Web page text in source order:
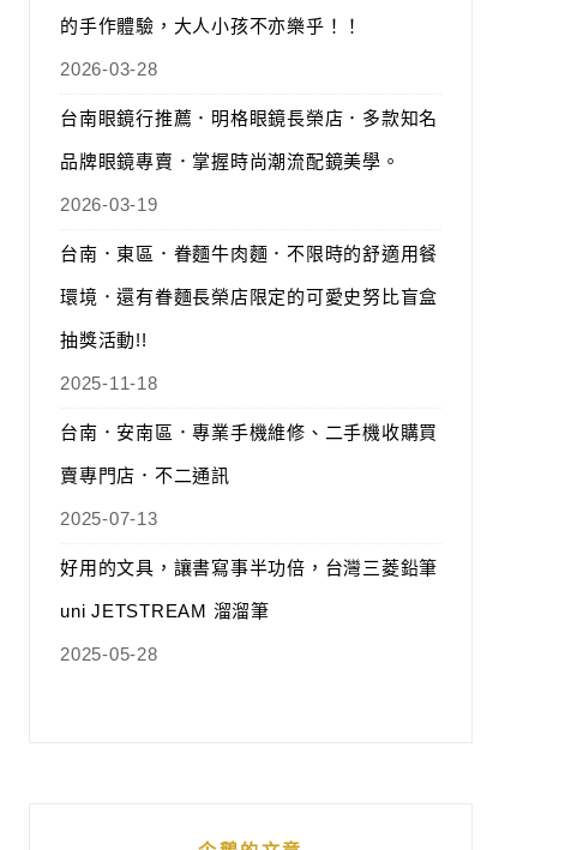
的手作體驗，大人小孩不亦樂乎！！
2026-03-28
台南眼鏡行推薦．明格眼鏡長榮店．多款知名
品牌眼鏡專賣．掌握時尚潮流配鏡美學。
2026-03-19
台南．東區．眷麵牛肉麵．不限時的舒適用餐
環境．還有眷麵長榮店限定的可愛史努比盲盒
抽獎活動!!
2025-11-18
台南．安南區．專業手機維修、二手機收購買
賣專門店．不二通訊
2025-07-13
好用的文具，讓書寫事半功倍，台灣三菱鉛筆
uni JETSTREAM 溜溜筆
2025-05-28